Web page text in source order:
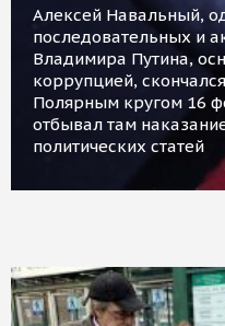
Алексей Навальный,
последовательных и
Владимира Путина,
коррупцией,
Полярным кругом 16
отбывал там
политических статей